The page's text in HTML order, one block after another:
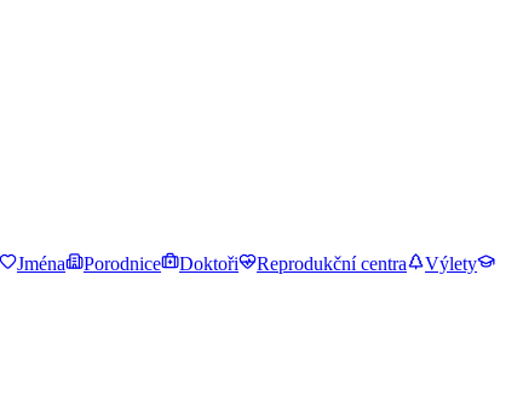
Jména Porodnice Doktoři Reprodukční centra
Výlety